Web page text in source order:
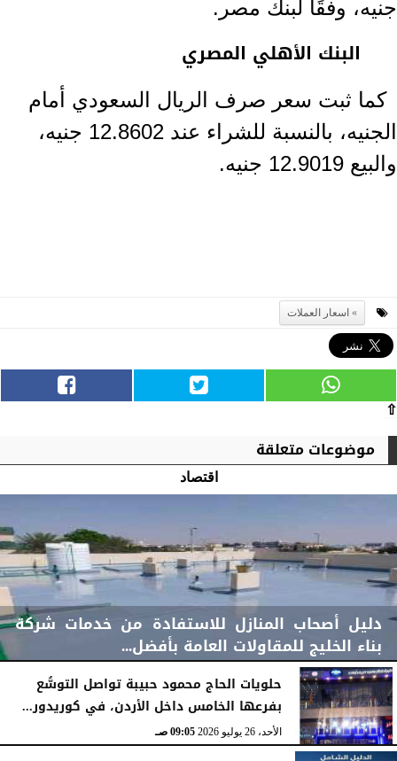
جنيه، وفقًا لبنك مصر.
البنك الأهلي المصري
كما ثبت سعر صرف الريال السعودي أمام
الجنيه، بالنسبة للشراء عند 12.8602 جنيه،
والبيع 12.9019 جنيه.
اسعار العملات
⇧
موضوعات متعلقة
اقتصاد
دليل أصحاب المنازل للاستفادة من خدمات شركة
بناء الخليج للمقاولات العامة بأفضل...
الأحد، 2 أغسطس 2026 11:48 صـ
حلويات الحاج محمود حبيبة تواصل التوسُّع
بفرعها الخامس داخل الأردن، في كوريدور...
الأحد، 26 يوليو 2026 09:05 صـ